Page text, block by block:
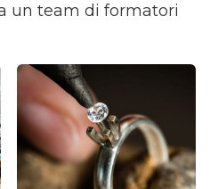
un team di formatori